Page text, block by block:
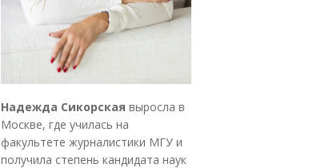
Надежда Сикорская выросла в
Москве, где училась на
факультете журналистики МГУ и
получила степень кандидата наук